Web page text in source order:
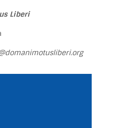
Liberi